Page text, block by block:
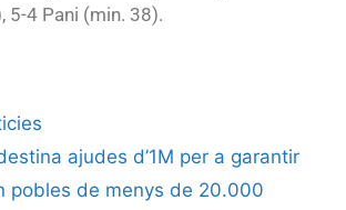
5-4 Pani (min. 38).
ajudes d’1M per a garantir
pobles de menys de 20.000